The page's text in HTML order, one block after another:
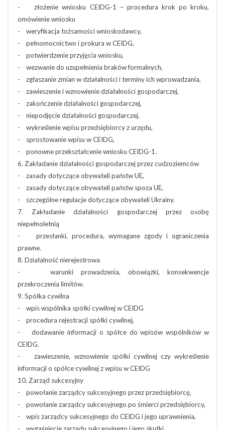
- złożenie wniosku CEIDG-1 – procedura krok po kroku,
omówienie wniosku
- weryfikacja tożsamości wnioskodawcy,
- pełnomocnictwo i prokura w CEIDG,
- potwierdzenie przyjęcia wniosku,
- wezwanie do uzupełnienia braków formalnych,
- zgłaszanie zmian w działalności i terminy ich wprowadzania,
- zawieszenie i wznowienie działalności gospodarczej,
- zakończenie działalności gospodarczej,
- niepodjęcie działalności gospodarczej,
- wykreślenie wpisu przedsiębiorcy z urzędu,
- sprostowanie wpisu w CEIDG,
- ponowne przekształcenie wniosku CEIDG-1.
6. Zakładanie działalności gospodarczej przez cudzoziemców
- zasady dotyczące obywateli państw UE,
- zasady dotyczące obywateli państw spoza UE,
- szczególne regulacje dotyczące obywateli Ukrainy.
7. Zakładanie działalności gospodarczej przez osobę
niepełnoletnią
- przesłanki, procedura, wymagane zgody i ograniczenia
prawne.
8. Działalność nierejestrowa
- warunki prowadzenia, obowiązki, konsekwencje
przekroczenia limitów.
9. Spółka cywilna
- wpis wspólnika spółki cywilnej w CEIDG
- procedura rejestracji spółki cywilnej,
- dodawanie informacji o spółce do wpisów wspólników w
CEIDG.
- zawieszenie, wznowienie spółki cywilnej czy wykreślenie
informacji o spółce cywilnej z wpisu w CEIDG
10. Zarząd sukcesyjny
- powołanie zarządcy sukcesyjnego przez przedsiębiorcę,
- powołanie zarządcy sukcesyjnego po śmierci przedsiębiorcy,
- wpis zarządcy sukcesyjnego do CEIDG i jego uprawnienia,